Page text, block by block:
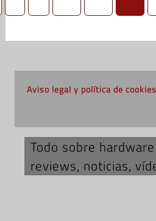
Aviso legal y política de cookies
Todo sobre
reviews, noticias,